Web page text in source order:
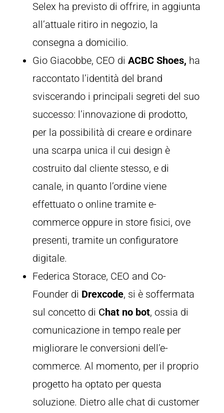
Selex ha previsto di offrire, in aggiunta
all’attuale ritiro in negozio, la
consegna a domicilio.
Gio Giacobbe, CEO di ACBC Shoes, ha
raccontato l’identità del brand
sviscerando i principali segreti del suo
successo: l’innovazione di prodotto,
per la possibilità di creare e ordinare
una scarpa unica il cui design è
costruito dal cliente stesso, e di
canale, in quanto l’ordine viene
effettuato o online tramite e-
commerce oppure in store fisici, ove
presenti, tramite un configuratore
digitale.
Federica Storace, CEO and Co-
Founder di Drexcode, si è soffermata
sul concetto di Chat no bot, ossia di
comunicazione in tempo reale per
migliorare le conversioni dell’e-
commerce. Al momento, per il proprio
progetto ha optato per questa
soluzione. Dietro alle chat di customer